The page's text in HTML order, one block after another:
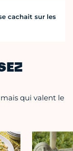
cachait sur les
qui valent le